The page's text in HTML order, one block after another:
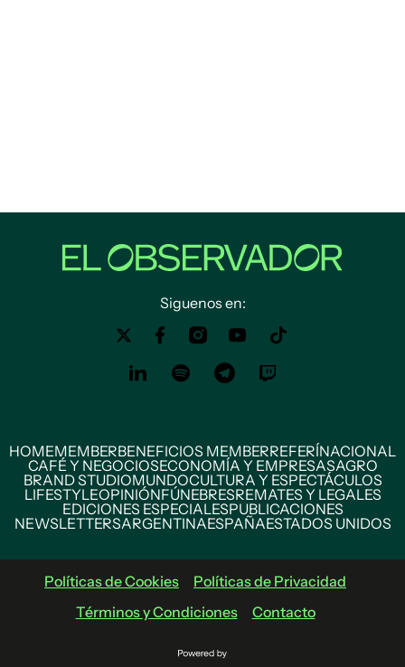
Siguenos en:
HOMEMEMBERBENEFICIOS MEMBERREFERÍNACIONAL
CAFÉ Y NEGOCIOSECONOMÍA Y EMPRESASAGRO
BRAND STUDIOMUNDOCULTURA Y ESPECTÁCULOS
LIFESTYLEOPINIÓNFÚNEBRESREMATES Y LEGALES
EDICIONES ESPECIALESPUBLICACIONES
NEWSLETTERSARGENTINAESPAÑAESTADOS UNIDOS
Políticas de Cookies
Políticas de Privacidad
Términos y Condiciones
Contacto